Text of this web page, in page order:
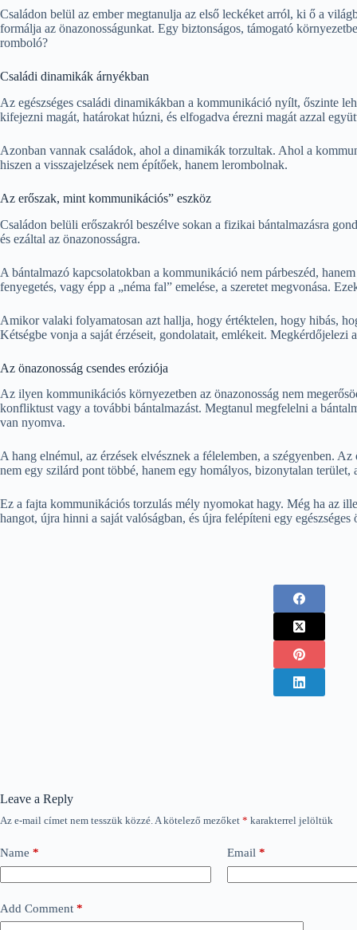
Családon belül az ember megtanulja az első leckéket arról, ki ő a
formálja az önazonosságunkat. Egy biztonságos, támogató
romboló?
Családi dinamikák árnyékban
Az egészséges családi dinamikákban a kommunikáció nyílt, őszinte
kifejezni magát, határokat húzni, és elfogadva érezni magát azzal
Azonban vannak családok, ahol a dinamikák torzultak. Ahol a
hiszen a visszajelzések nem építőek, hanem lerombolnak.
Az erőszak, mint kommunikációs” eszköz
Családon belüli erőszakról beszélve sokan a fizikai bántalmazásra
és ezáltal az önazonosságra.
A bántalmazó kapcsolatokban a kommunikáció nem párbeszéd,
fenyegetés, vagy épp a „néma fal” emelése, a szeretet megvonása.
Amikor valaki folyamatosan azt hallja, hogy értéktelen, hogy hibás,
Kétségbe vonja a saját érzéseit, gondolatait, emlékeit. Megkérdőjelezi
Az önazonosság csendes eróziója
Az ilyen kommunikációs környezetben az önazonosság nem
konfliktust vagy a további bántalmazást. Megtanul megfelelni a
van nyomva.
A hang elnémul, az érzések elvésznek a félelemben, a szégyenben.
nem egy szilárd pont többé, hanem egy homályos, bizonytalan terület,
Ez a fajta kommunikációs torzulás mély nyomokat hagy. Még ha az
hangot, újra hinni a saját valóságban, és újra felépíteni egy egészséges
Leave a Reply
Az e-mail címet nem tesszük közzé.A kötelező mezőket * karakterrel jelöltük
Name * Email *
Add Comment *